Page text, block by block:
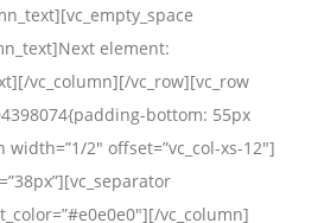
element:
vc_column][/vc_row][vc_row
bottom: 55px
2″ offset=”vc_col-xs-12″]
vc_column]